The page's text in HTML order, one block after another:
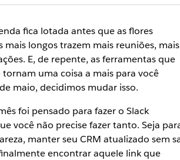
fica lotada antes que as flores
mais longos trazem mais reuniões, mais
E, de repente, as ferramentas que
uma coisa a mais para você
maio, decidimos mudar isso.
foi pensado para fazer o Slack
você não precise fazer tanto. Seja
manter seu CRM atualizado sem
encontrar aquele link que